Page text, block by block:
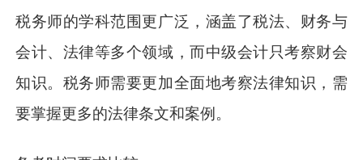
税务师的学科范围更广泛，涵盖了税法、财务与
会计、法律等多个领域，而中级会计只考察财会
知识。税务师需要更加全面地考察法律知识，需
要掌握更多的法律条文和案例。